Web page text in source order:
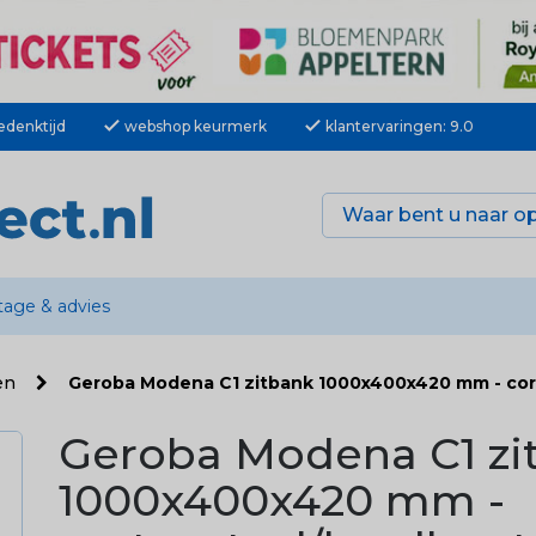
check webshop keurmerk check klantervaringen: 9.0
& advies
Geroba Modena C1 zitbank 1000x400x420 mm -
Geroba Modena C1
1000x400x420 mm -